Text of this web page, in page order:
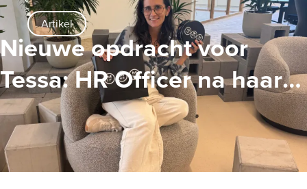
Artikel
Nieuwe opdracht voor
Tessa: HR Officer na haar
zwangerschapsverlof